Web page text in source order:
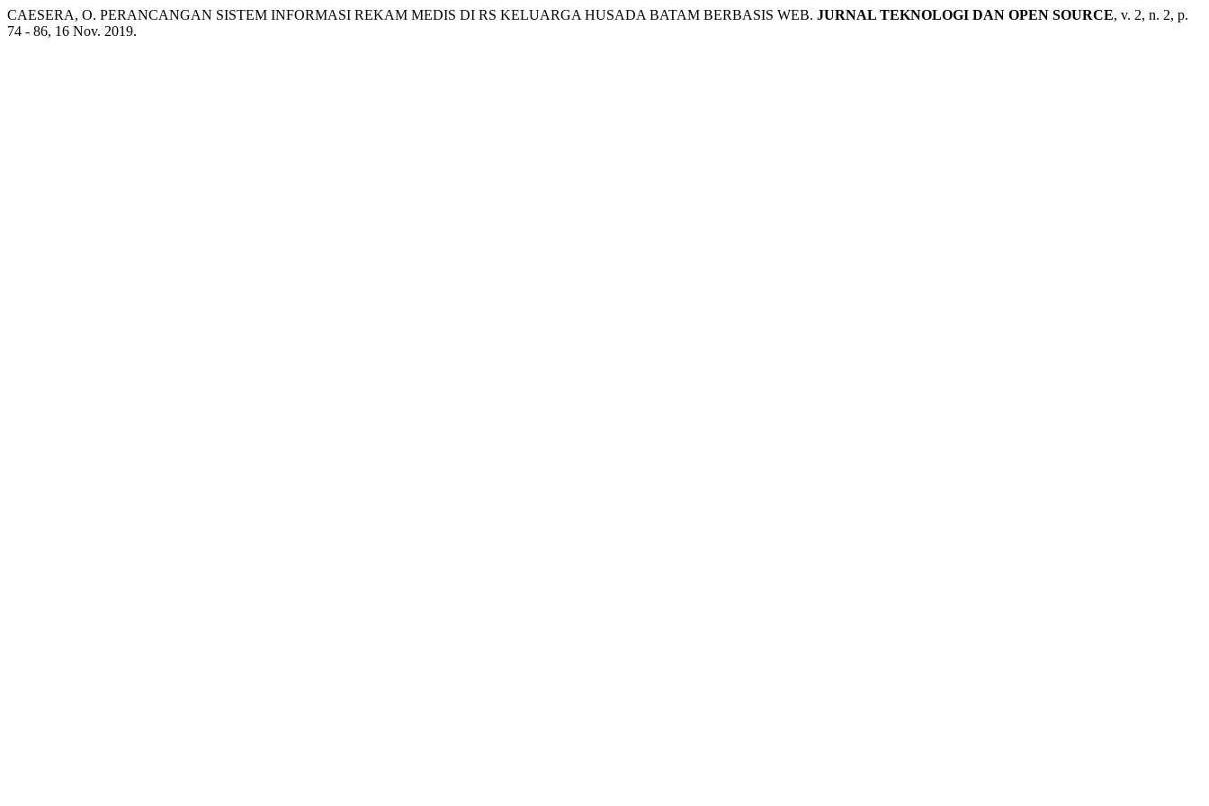
CAESERA, O. PERANCANGAN SISTEM INFORMASI REKAM MEDIS DI RS KELUARGA HUSADA BATAM BERBASIS WEB. JURNAL TEKNOLOGI DAN OPEN SOURCE, v. 2, n. 2, p.
74 - 86, 16 Nov. 2019.